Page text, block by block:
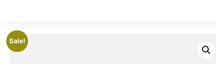
Sale!